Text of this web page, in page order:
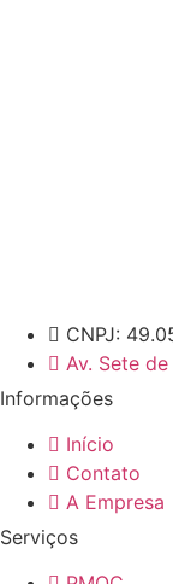
CNPJ:
Av. Sete
Informações
Início
Contato
A Empresa
Serviços